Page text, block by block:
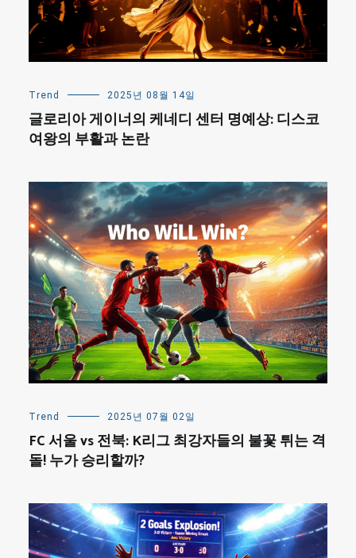
Trend 2025년 08월 14일
글로리아 게이너의 케네디 센터 명예상: 디스코
여왕의 부활과 논란
Trend 2025년 07월 02일
FC 서울 vs 전북: K리그 최강자들의 불꽃 튀는 격
돌! 누가 승리할까?